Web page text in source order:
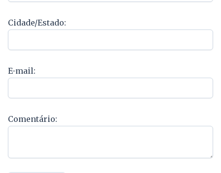
Cidade/Estado:
E-mail:
Comentário: